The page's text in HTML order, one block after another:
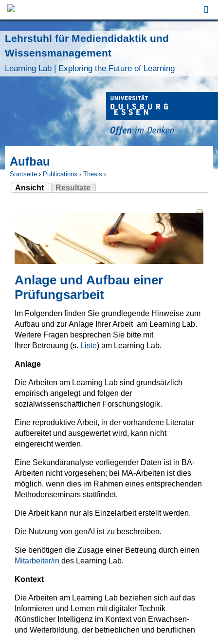
Jump to Navigation
Lehrstuhl für Mediendidaktik und
Wissensmanagement
Learning Lab | Exploring the Future of Learning
Aufbau
Sie sind hier
Startseite › Publications › Thesis ›
Ansicht
(aktiver Reiter)
Resultate
Anlage und Aufbau einer
Prüfungsarbeit
Im Folgenden finden Sie grundlegende Hinweise zum
Aufbau und zur Anlage Ihrer Arbeit am Learning Lab.
Weitere Fragen besprechen Sie bitte mit
Ihrer Betreuung (s. Liste) am Learning Lab.
Anlage
Die Arbeiten am Learning Lab sind grundsätzlich
empirisch angelegt und folgen der
sozialwissenschaftlichen Forschungslogik.
Eine reproduktive Arbeit, in der vorhandene Literatur
aufbereitet und ausgewertet wird, kann nicht
eingereicht werden.
Eine Sekundäranalyse vorliegender Daten ist in BA-
Arbeiten nicht vorgesehen; bei MA-Arbeiten ist dies
möglich, wenn dies im Rahmen eines entsprechenden
Methodenseminars stattfindet.
Die Arbeit kann nur als Einzelarbeit erstellt werden.
Die Nutzung von genAI ist zu beschreiben.
Sie benötigen die Zusage einer Betreung durch einen
Mitarbeiter/in des Learning Lab.
Kontext
Die Arbeiten am Learning Lab beziehen sich auf das
Informieren und Lernen mit digitaler Technik
/Künstlicher Intelligenz im Kontext von Erwachsen-
und Weiterbildung, der betrieblichen und beruflichen